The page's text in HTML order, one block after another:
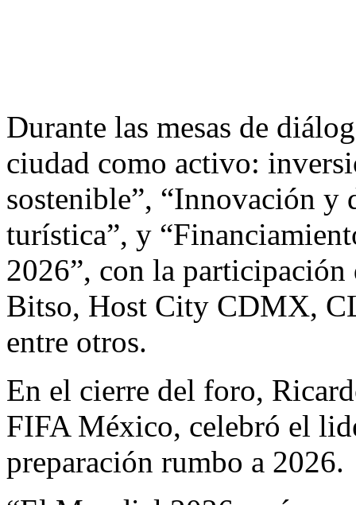
Durante las mesas de
ciudad como activo:
sostenible”, “Innovación
turística”, y
2026”, con la participación
Bitso, Host City CDMX,
entre otros.
En el cierre del foro,
FIFA México, celebró el
preparación rumbo a 2026.